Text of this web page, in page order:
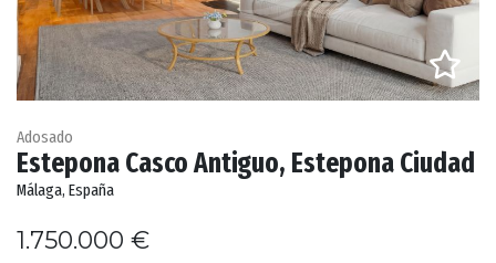
Adosado
Estepona Casco Antiguo, Estepona Ciudad
Málaga, España
1.750.000 €